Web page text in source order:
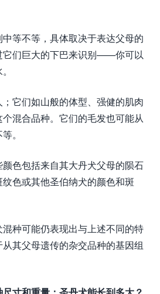
等不等，具体取决于表达父母的
它们巨大的下巴来识别——你可以
它们如山般的体型、强健的肌肉
混合品种。它们的毛发也可能从
。
色包括来自其大丹犬父母的陨石
色或其他圣伯纳犬的颜色和斑
种可能仍表现出与上述不同的特
其父母遗传的杂交品种的基因组